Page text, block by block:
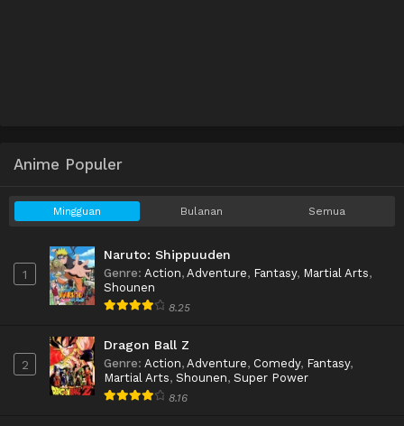
Anime Populer
Mingguan Bulanan Semua
1
Naruto: Shippuuden
Genre: Action, Adventure, Fantasy, Martial Arts,
Shounen
8.25
2
Dragon Ball Z
Genre: Action, Adventure, Comedy, Fantasy,
Martial Arts, Shounen, Super Power
8.16